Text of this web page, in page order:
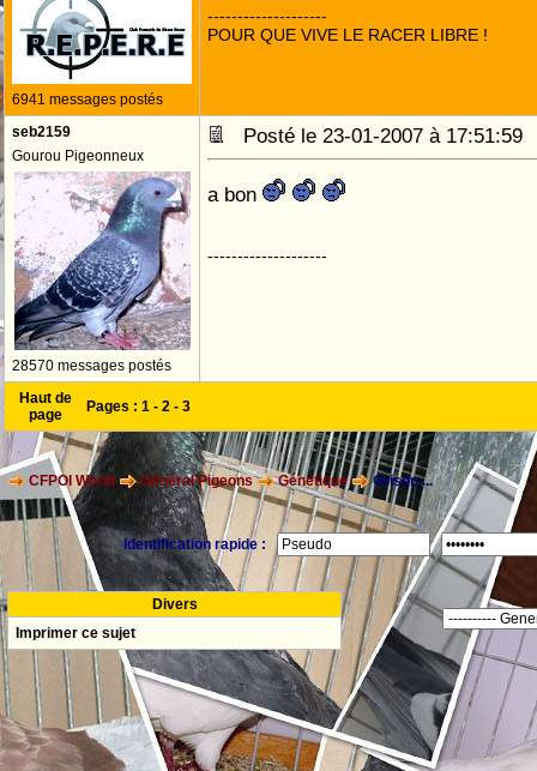
6941 messages postés
--------------------
POUR QUE VIVE LE RACER LIBRE !
seb2159
Gourou Pigeonneux
28570 messages postés
Posté le 23-01-2007 à
a bon
--------------------
Haut de
page
Pages : 1 - 2 - 3
CFPOI World Général Pigeons Génétique Grison....
Identification rapide :
Divers
Imprimer ce sujet